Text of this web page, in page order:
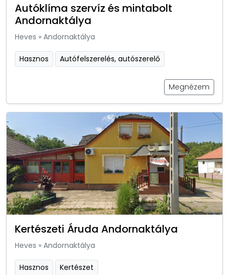
Autóklíma szervíz és mintabolt
Andornaktálya
Heves » Andornaktálya
Hasznos Autófelszerelés, autószerelő
Megnézem
Kertészeti Áruda Andornaktálya
Heves » Andornaktálya
Hasznos Kertészet